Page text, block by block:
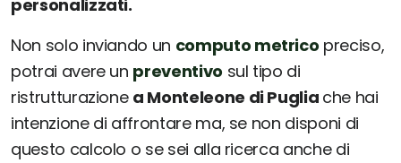
personalizzati.
Non solo inviando un computo metrico preciso,
potrai avere un preventivo sul tipo di
ristrutturazione a Monteleone di Puglia che hai
intenzione di affrontare ma, se non disponi di
questo calcolo o se sei alla ricerca anche di